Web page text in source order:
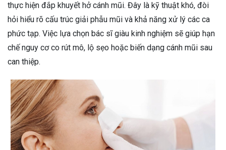
thực hiện đắp khuyết hở cánh mũi. Đây là kỹ thuật khó, đòi
hỏi hiểu rõ cấu trúc giải phẫu mũi và khả năng xử lý các ca
phức tạp. Việc lựa chọn bác sĩ giàu kinh nghiệm sẽ giúp hạn
chế nguy cơ co rút mô, lộ sẹo hoặc biến dạng cánh mũi sau
can thiệp.